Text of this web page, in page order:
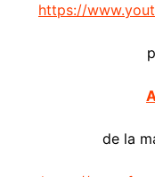
https://
de la